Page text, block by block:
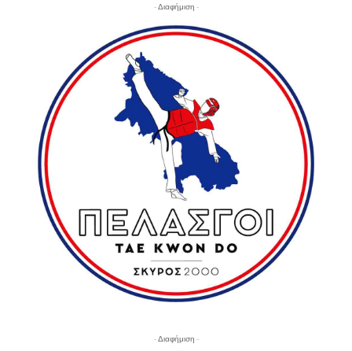
- Διαφήμιση -
- Διαφήμιση -